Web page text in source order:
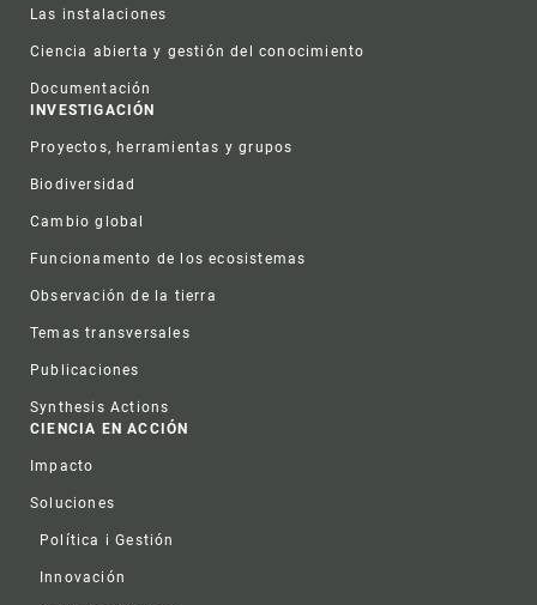
Las instalaciones
Ciencia abierta y gestión del conocimiento
Documentación
INVESTIGACIÓN
Proyectos, herramientas y grupos
Biodiversidad
Cambio global
Funcionamento de los ecosistemas
Observación de la tierra
Temas transversales
Publicaciones
Synthesis Actions
CIENCIA EN ACCIÓN
Impacto
Soluciones
Política i Gestión
Innovación